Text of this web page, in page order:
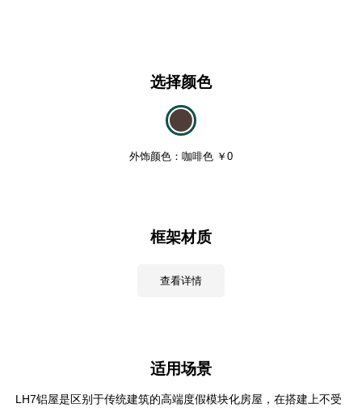
选择颜色
外饰颜色：咖啡色 ￥0
框架材质
查看详情
适用场景
LH7铝屋是区别于传统建筑的高端度假模块化房屋，在搭建上不受